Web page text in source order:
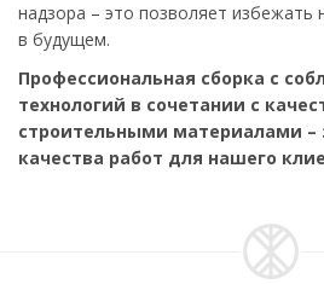
надзора – это позволяет избежать
в будущем.
Профессиональная сборка с
технологий в сочетании с
строительными материалами –
качества работ для нашего